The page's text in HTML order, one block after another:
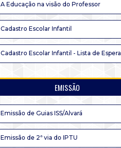
A Educação na visão do Professor
Cadastro Escolar Infantil
Cadastro Escolar Infantil - Lista de Espera
EMISSÃO
Emissão de Guias ISS/Alvará
Emissão de 2ª via do IPTU